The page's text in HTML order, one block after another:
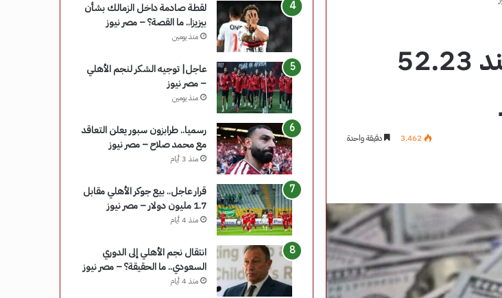
استقرار سعر الدولار أمام الجنيه عند 52.23
3٬462 دقيقة واحدة
لقطة صادمة داخل الزمالك بشأن
بيزيزا.. ما القصة؟ – مصر نيوز
منذ يومين
عاجل| توجيه الشكر لنجم الأهلي
– مصر نيوز
منذ يومين
رسميا.. طرابزون سبور يعلن التعاقد
مع محمد صلاح – مصر نيوز
منذ 3 أيام
قرار عاجل.. بيع جوكر الأهلي مقابل
1.7 مليون دولار – مصر نيوز
منذ 4 أيام
انتقال نجم الأهلي إلى الدوري
السعودي.. ما الحقيقة؟ – مصر نيوز
منذ 4 أيام